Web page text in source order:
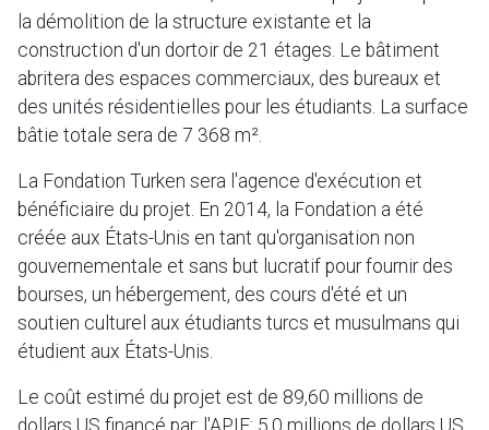
la démolition de la structure existante et la
construction d'un dortoir de 21 étages. Le bâtiment
abritera des espaces commerciaux, des bureaux et
des unités résidentielles pour les étudiants. La surface
bâtie totale sera de 7 368 m².
La Fondation Turken sera l'agence d'exécution et
bénéficiaire du projet. En 2014, la Fondation a été
créée aux États-Unis en tant qu'organisation non
gouvernementale et sans but lucratif pour fournir des
bourses, un hébergement, des cours d'été et un
soutien culturel aux étudiants turcs et musulmans qui
étudient aux États-Unis.
Le coût estimé du projet est de 89,60 millions de